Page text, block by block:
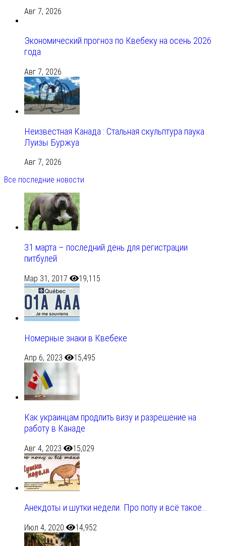
Авг 7, 2026
Экономический прогноз по Квебеку на осень 2026
года
Авг 7, 2026
Неизвестная Канада : Стальная скульптура паука
Луизы Буржуа
Авг 7, 2026
Все последние новости
31 марта – последний день для регистрации
питбулей
Мар 31, 2017 19,115
Номерные знаки в Квебеке
Апр 6, 2023 15,495
Как украинцам продлить визу и разрешение на
работу в Канаде
Авг 4, 2023 15,029
Анекдоты и шутки недели. Про попу и всё такое…
Июл 4, 2020 14,952